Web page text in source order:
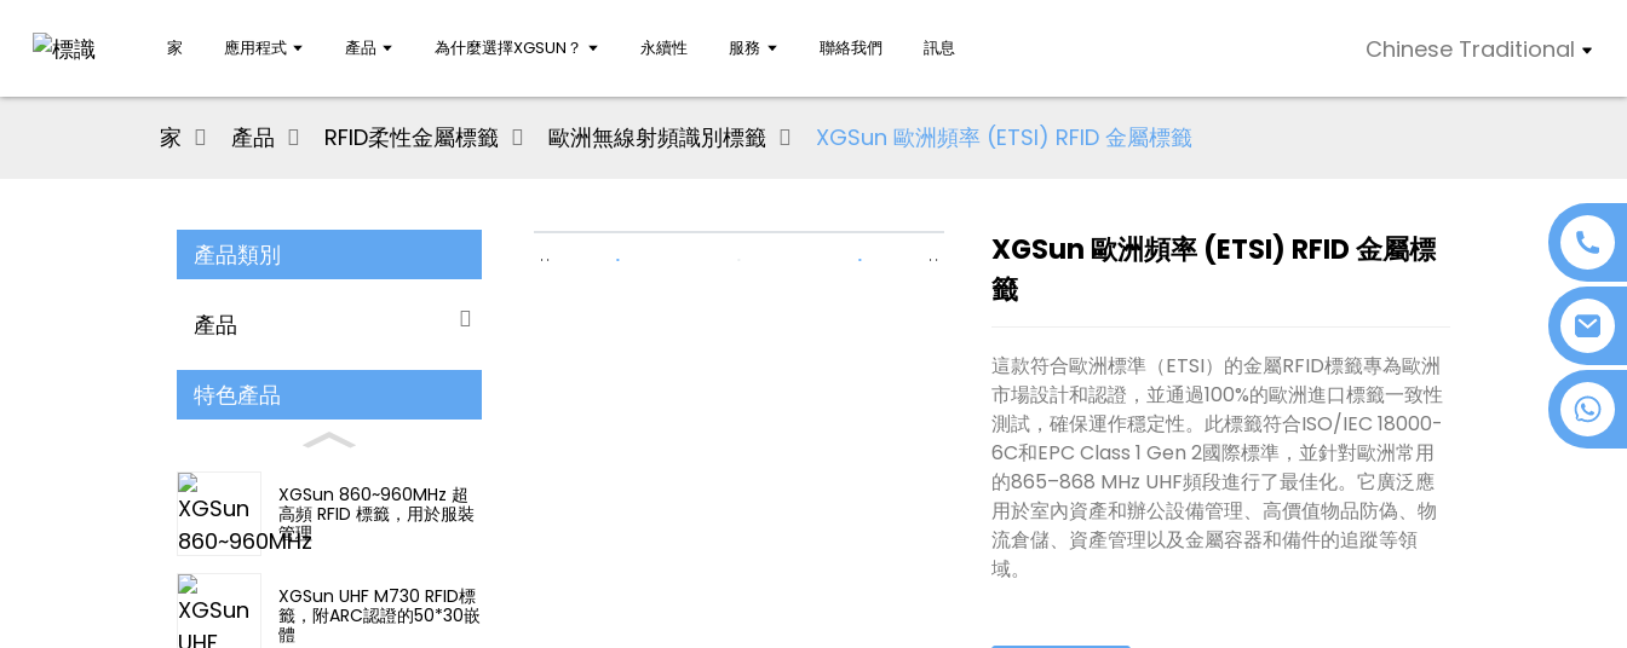
家 應用程式 產品 為什麼選擇XGSUN？ 永續性 服務 聯絡我們 訊息 Chinese Traditional
+86 18076372139
家 產品 RFID柔性金屬標籤 歐洲無線射頻識別標籤 XGSun 歐洲頻率 (ETSI) RFID 金屬標籤
產品類別
產品
特色產品
XGSun 860~960MHz 超
高頻 RFID 標籤，用於服裝
管理
XGSun UHF M730 RFID標
籤，附ARC認證的50*30嵌
體
XGSun 歐洲頻率 (ETSI) RFID 金屬標
籤
這款符合歐洲標準（ETSI）的金屬RFID標籤專為歐洲
市場設計和認證，並通過100%的歐洲進口標籤一致性
測試，確保運作穩定性。此標籤符合ISO/IEC 18000-
6C和EPC Class 1 Gen 2國際標準，並針對歐洲常用
的865–868 MHz UHF頻段進行了最佳化。它廣泛應
用於室內資產和辦公設備管理、高價值物品防偽、物
流倉儲、資產管理以及金屬容器和備件的追蹤等領
域。